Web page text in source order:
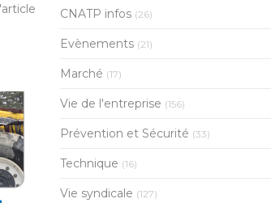
CNATP infos (26)
Evènements (21)
Marché (17)
Vie de l'entreprise (156)
Prévention et Sécurité (33)
Technique (16)
Vie syndicale (127)